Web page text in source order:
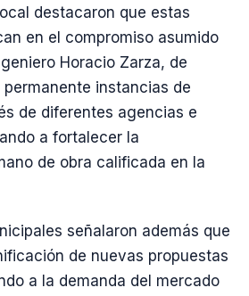
destacaron que estas
en el compromiso asumido
Horacio Zarza, de
instancias de
de diferentes agencias e
a fortalecer la
de obra calificada en la
señalaron además que
de nuevas propuestas
a la demanda del mercado